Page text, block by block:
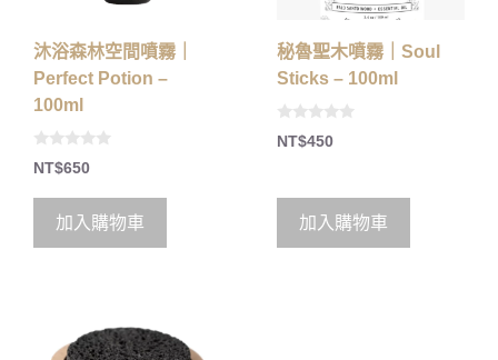
沐浴森林空間噴霧｜
Perfect Potion –
100ml
0
o
t
5
NT$650
加入購物車
秘魯聖木噴霧｜Soul
Sticks – 100ml
0
oNT$450
加入購物車